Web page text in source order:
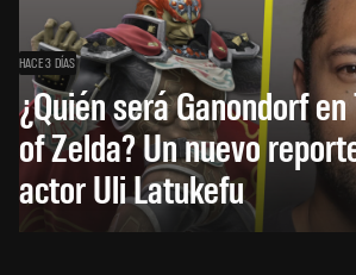
HACE 3 DÍAS
¿Quién será Ganondorf
of Zelda? Un nuevo
actor Uli Latukefu